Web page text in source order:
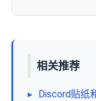
相关推荐
▸ Discord贴纸